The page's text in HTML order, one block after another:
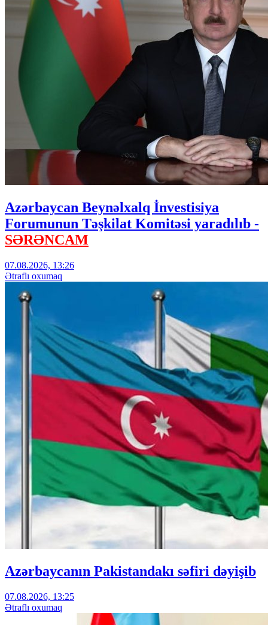
Azərbaycan Beynəlxalq İnvestisiya
Forumunun Təşkilat Komitəsi yaradılıb -
SƏRƏNCAM
07.08.2026, 13:26
Ətraflı oxumaq
Azərbaycanın Pakistandakı səfiri dəyişib
07.08.2026, 13:25
Ətraflı oxumaq